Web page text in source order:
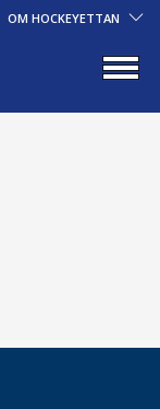
OM HOCKEYETTAN